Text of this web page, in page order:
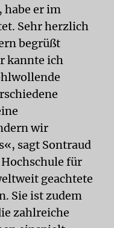
er im
Sehr herzlich
begrüßt
kannte ich
wir
sagt Sontraud
für
geachtete
Sie ist zudem
zahlreiche